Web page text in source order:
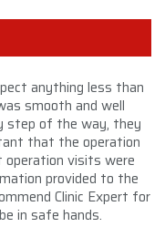
anything less than
smooth and well
step of the way, they
that the operation
operation visits were
provided to the
Clinic Expert for
in safe hands.